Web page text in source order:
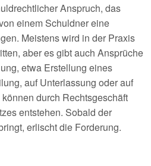
Anspruch, das
einem Schuldner eine
Meistens wird in der Praxis
aber es gibt auch Ansprüche
etwa Erstellung eines
auf Unterlassung oder auf
durch Rechtsgeschäft
entstehen. Sobald der
erlischt die Forderung.